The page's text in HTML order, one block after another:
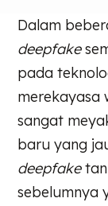
Dalam
deepfake
pada
merekayasa
sangat
baru yang
deepfake
sebelumnya